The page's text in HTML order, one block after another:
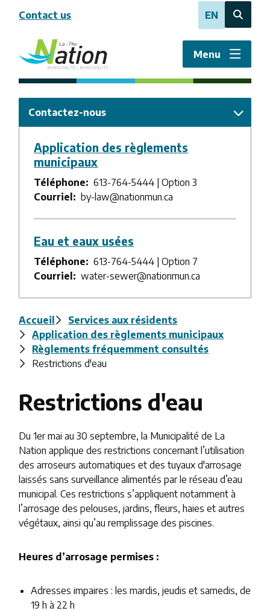
contenu
principal
Contact us EN
Open
search
form
Menu
Contactez-nous
Application des règlements
municipaux
Téléphone
613-764-5444 | Option 3
Courriel
by-law@nationmun.ca
Eau et eaux usées
Téléphone
613-764-5444 | Option 7
Courriel
water-sewer@nationmun.ca
Fil
d'Ariane
Accueil
Services aux résidents
Application des règlements municipaux
Règlements fréquemment consultés
Restrictions d'eau
Restrictions d'eau
Du 1er mai au 30 septembre, la Municipalité de La
Nation applique des restrictions concernant l’utilisation
des arroseurs automatiques et des tuyaux d'arrosage
laissés sans surveillance alimentés par le réseau d’eau
municipal. Ces restrictions s’appliquent notamment à
l’arrosage des pelouses, jardins, fleurs, haies et autres
végétaux, ainsi qu’au remplissage des piscines.
Heures d’arrosage permises :
Adresses impaires : les mardis, jeudis et samedis, de
19 h à 22 h